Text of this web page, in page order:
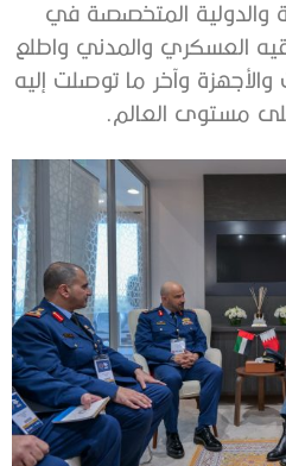
والدولية المتخصصة في
العسكري والمدني واطلع
وآخر ما توصلت إليه
مستوى العالم.